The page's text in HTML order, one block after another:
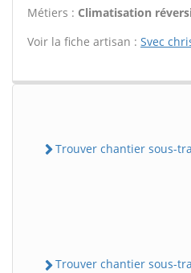
Métiers : Climatisation
Voir la fiche artisan : Svec
Trouver chantier sous-
Trouver chantier sous-